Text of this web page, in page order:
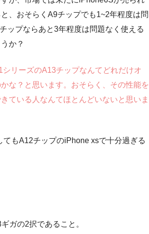
、おそらくA9チップでも1~2年程度は問
ップならあと3年程度は問題なく使える
か？
リーズのA13チップなんてどれだけオ
な？と思います。おそらく、その性能を
ている人なんてほとんどいないと思いま
てもA12チップのiPhone xsで十分過ぎる
ガの2択であること。